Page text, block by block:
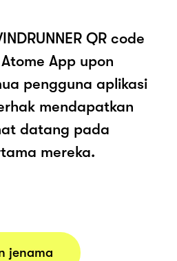
QR code
App upon
pengguna aplikasi
mendapatkan
datang pada
mereka.
jenama